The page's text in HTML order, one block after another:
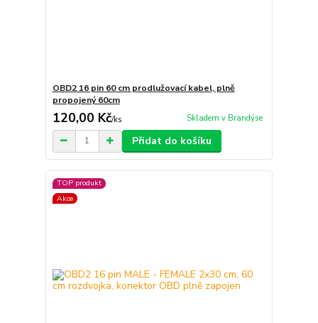
OBD2 16 pin 60 cm prodlužovací kabel, plně
propojený 60cm
120,00 Kč/ks Skladem v Brandýse
Přidat do košíku
TOP produkt
Akce